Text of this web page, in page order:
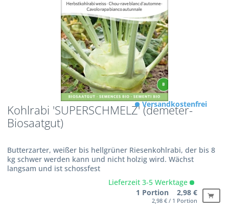
Kohlrabi 'SUPERSCHMELZ' (demeter-
Biosaatgut)
Butterzarter, weißer bis hellgrüner Riesenkohlrabi, der bis 8
kg schwer werden kann und nicht holzig wird. Wächst
langsam und ist schossfest
Versandkostenfrei
Lieferzeit 3-5 Werktage
1 Portion 2,98 €
2,98 € / 1 Portion